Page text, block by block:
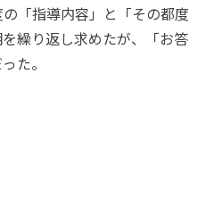
「指導内容」と「その都度
繰り返し求めたが、「お答
た。